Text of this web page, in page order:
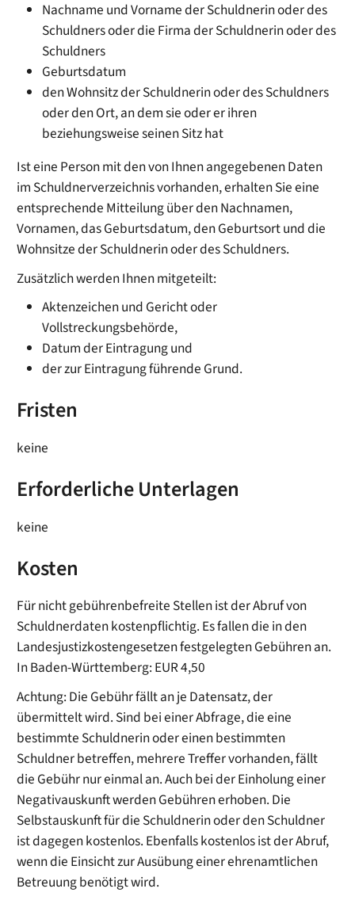
Nachname undVorname der Schuldnerin oder des
Schuldners oder die Firma der Schuldnerin oder des
Schuldners
Geburtsdatum
den Wohnsitz der Schuldnerin oder des Schuldners
oder den Ort, an dem sie oder er ihren
beziehungsweise seinen Sitz hat
Ist eine Person mit den von Ihnen angegebenen Daten
im Schuldnerverzeichnis vorhanden, erhalten Sie eine
entsprechende Mitteilung über den Nachnamen,
Vornamen, das Geburtsdatum, den Geburtsort und die
Wohnsitze der Schuldnerin oder des Schuldners.
Zusätzlich werden Ihnen mitgeteilt:
Aktenzeichen und Gericht oder
Vollstreckungsbehörde,
Datum der Eintragung und
der zur Eintragung führende Grund.
Fristen
keine
Erforderliche Unterlagen
keine
Kosten
Für nicht gebührenbefreite Stellen ist der Abruf von
Schuldnerdaten kostenpflichtig. Es fallen die in den
Landesjustizkostengesetzen festgelegten Gebühren an.
In Baden-Württemberg: EUR 4,50
Achtung: Die Gebühr fällt an je Datensatz, der
übermittelt wird. Sind bei einer Abfrage, die eine
bestimmte Schuldnerin oder einen bestimmten
Schuldner betreffen, mehrere Treffer vorhanden, fällt
die Gebühr nur einmal an.Auch bei der Einholung einer
Negativauskunft werden Gebühren erhoben. Die
Selbstauskunft für die Schuldnerin oder den Schuldner
istdagegenkostenlos. Ebenfalls kostenlos ist der Abruf,
wenn die Einsicht zur Ausübung einer ehrenamtlichen
Betreuung benötigt wird.